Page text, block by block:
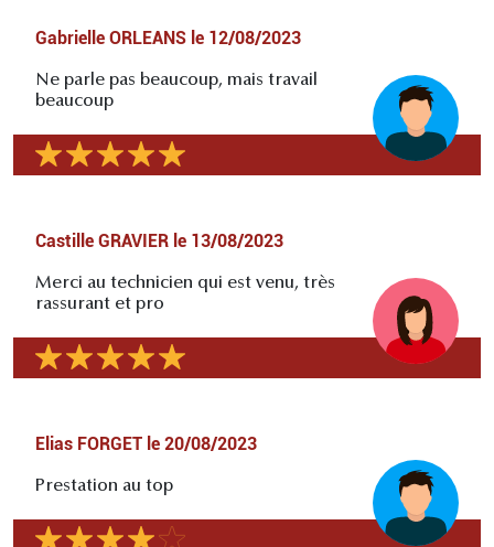
Gabrielle ORLEANS le 12/08/2023
Ne parle pas beaucoup, mais travail
beaucoup
Castille GRAVIER le 13/08/2023
Merci au technicien qui est venu, très
rassurant et pro
Elias FORGET le 20/08/2023
Prestation au top